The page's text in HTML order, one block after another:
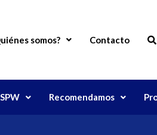
somos? Contacto
Recomendamos